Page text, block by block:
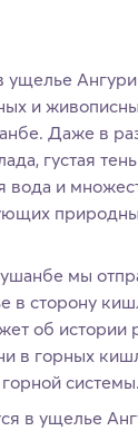
ущелье
и
Даже в
густая
вода и
мы
в сторону
об истории
в горных
системы.
в ущелье